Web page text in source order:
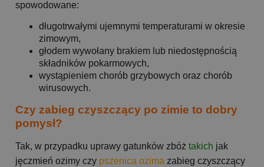
spowodowane:
długotrwałymi ujemnymi temperaturami w okresie
zimowym,
głodem wywołany brakiem lub niedostępnością
składników pokarmowych,
wystąpieniem chorób grzybowych oraz chorób
wirusowych.
Czy zabieg czyszczący po zimie to dobry
pomysł?
Tak, w przypadku uprawy gatunków zbóż takich jak
jęczmień ozimy czy pszenica ozima zabieg czyszczący